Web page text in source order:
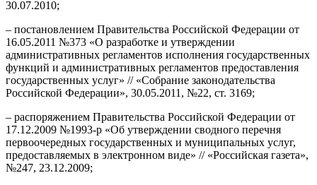
30.07.2010;
– постановлением Правительства Российской Федерации от
16.05.2011 №373 «О разработке и утверждении
административных регламентов исполнения государственных
функций и административных регламентов предоставления
государственных услуг» // «Собрание законодательства
Российской Федерации», 30.05.2011, №22, ст. 3169;
– распоряжением Правительства Российской Федерации от
17.12.2009 №1993-р «Об утверждении сводного перечня
первоочередных государственных и муниципальных услуг,
предоставляемых в электронном виде» // «Российская газета»,
№247, 23.12.2009;